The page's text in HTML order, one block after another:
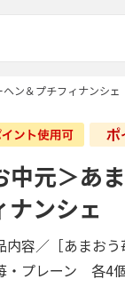
ヘン＆プチフィナンシ
中元＞あ
ナンシェ
容／［あまおう
・プレーン 各4